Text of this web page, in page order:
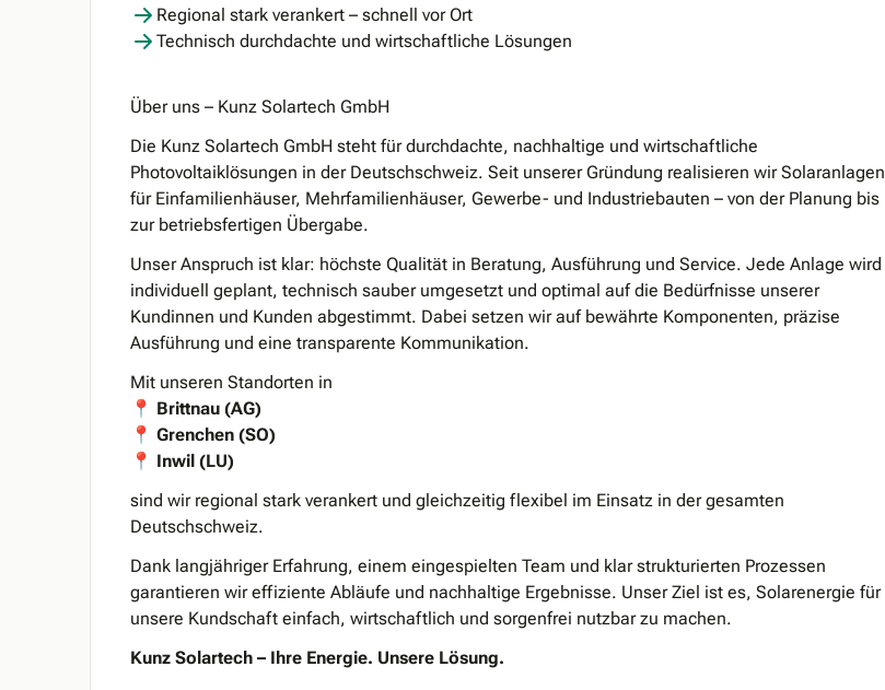
Regional stark verankert – schnell vor Ort
Technisch durchdachte und wirtschaftliche Lösungen
Über uns – Kunz Solartech GmbH
Die Kunz Solartech GmbH steht für durchdachte, nachhaltige und wirtschaftliche
Photovoltaiklösungen in der Deutschschweiz. Seit unserer Gründung realisieren wir Solaranlagen
für Einfamilienhäuser, Mehrfamilienhäuser, Gewerbe- und Industriebauten – von der Planung bis
zur betriebsfertigen Übergabe.
Unser Anspruch ist klar: höchste Qualität in Beratung, Ausführung und Service. Jede Anlage wird
individuell geplant, technisch sauber umgesetzt und optimal auf die Bedürfnisse unserer
Kundinnen und Kunden abgestimmt. Dabei setzen wir auf bewährte Komponenten, präzise
Ausführung und eine transparente Kommunikation.
Mit unseren Standorten in
📍 Brittnau (AG)
📍 Grenchen (SO)
📍 Inwil (LU)
sind wir regional stark verankert und gleichzeitig flexibel im Einsatz in der gesamten
Deutschschweiz.
Dank langjähriger Erfahrung, einem eingespielten Team und klar strukturierten Prozessen
garantieren wir effiziente Abläufe und nachhaltige Ergebnisse. Unser Ziel ist es, Solarenergie für
unsere Kundschaft einfach, wirtschaftlich und sorgenfrei nutzbar zu machen.
Kunz Solartech – Ihre Energie. Unsere Lösung.